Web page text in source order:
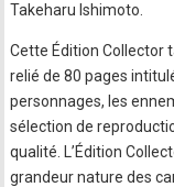
Takeharu Ishimoto.
Cette Édition Collector
relié de 80 pages
personnages, les
sélection de
qualité. L’Édition
grandeur nature des